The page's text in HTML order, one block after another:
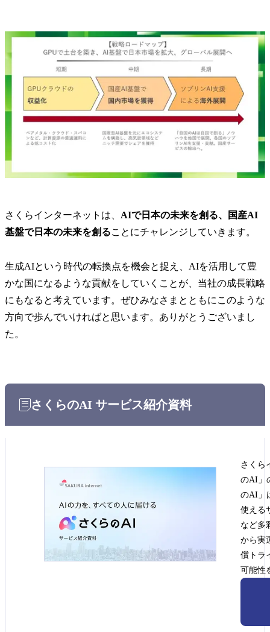
さくらインターネットは、 AIで日本の未来を創る、国産AI
基盤で日本の未来を創ることにチャレンジしていきます。
生成AIという時代の転換点を機会と捉え、AIを活用して豊
かな国になるような貢献をしていくことが、当社の成長戦略
にもなると考えています。ぜひみなさまとともにこのような
方向で歩んでいければと思います。ありがとうございまし
た。
さくらのAI サービス紹介資料
さくら
のAI」
のAI」
使える
など多
から実
償トラ
可能性